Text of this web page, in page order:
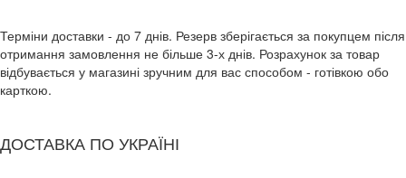
Терміни доставки - до 7 днів. Резерв зберігається за покупцем після
отримання замовлення не більше 3-х днів. Розрахунок за товар
відбувається у магазині зручним для вас способом - готівкою обо
карткою.
ДОСТАВКА ПО УКРАЇНІ